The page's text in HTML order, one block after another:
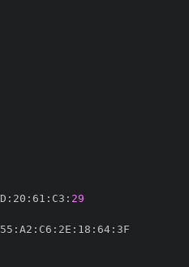
: 20 : 61 : C3 : 29
55 : A2 : C6 : 2E : 18 : 64: